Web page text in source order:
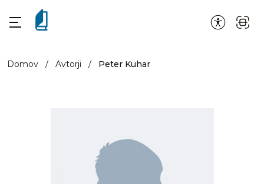
Domov / Avtorji / Peter Kuhar